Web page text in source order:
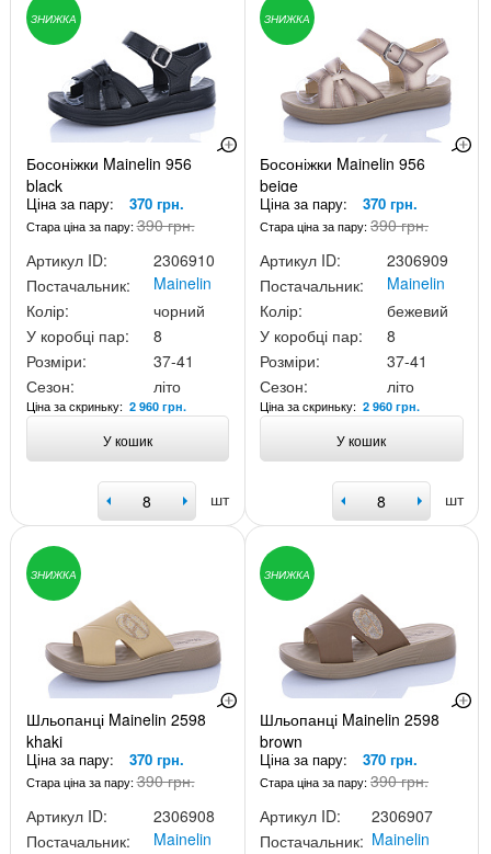
ЗНИЖКА
Босоніжки Mainelin 956
black
Ціна за пару: 370 грн.
Стара ціна за пару:390 грн.
Артикул ID:
2306910
Постачальник:
Mainelin
Колір:
чорний
У коробці пар:
8
Розміри:
37-41
Сезон:
літо
Ціна за скриньку: 2 960 грн.
У кошик
шт
ЗНИЖКА
Босоніжки Mainelin 956
beige
Ціна за пару: 370 грн.
Стара ціна за пару:390 грн.
Артикул ID:
2306909
Постачальник:
Mainelin
Колір:
бежевий
У коробці пар:
8
Розміри:
37-41
Сезон:
літо
Ціна за скриньку:2 960 грн.
У кошик
шт
ЗНИЖКА
Шльопанці Mainelin 2598
khaki
Ціна за пару: 370 грн.
Стара ціна за пару:390 грн.
Артикул ID:
2306908
Постачальник:
Mainelin
ЗНИЖКА
Шльопанці Mainelin 2598
brown
Ціна за пару: 370 грн.
Стара ціна за пару:390 грн.
Артикул ID:
2306907
Постачальник: Mainelin